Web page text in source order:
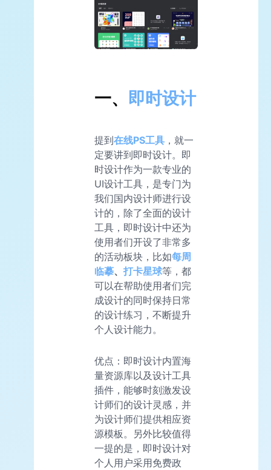
一、 即时设计
提到在线PS工具 ，就一
定要讲到即时设计。即
时设计作为一款专业的
UI设计工具，是专门为
我们国内设计师进行设
计的，除了全面的设计
工具，即时设计中还为
使用者们开设了非常多
的活动板块，比如每周
临摹、 打卡星球等，都
可以在帮助使用者们完
成设计的同时保持日常
的设计练习，不断提升
个人设计能力。
优点：即时设计内置海
量资源库以及设计工具
插件，能够时刻激发设
计师们的设计灵感，并
为设计师们提供相应资
源模板。另外比较值得
一提的是，即时设计对
个人用户采用免费政